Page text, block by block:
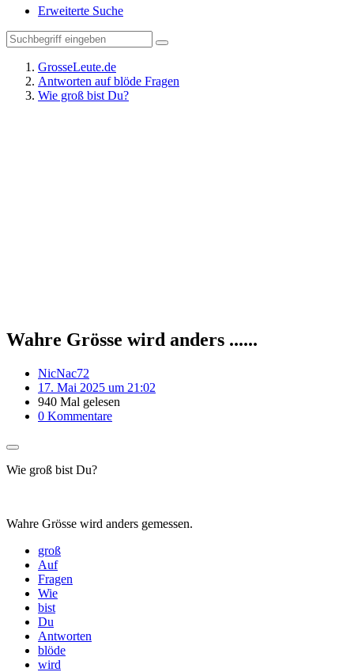
Erweiterte Suche
GrosseLeute.de
Antworten auf blöde Fragen
Wie groß bist Du?
Wahre Grösse wird anders ......
NicNac72
17. Mai 2025 um 21:02
940 Mal gelesen
0 Kommentare
Wie groß bist Du?
Wahre Grösse wird anders gemessen.
groß
Auf
Fragen
Wie
bist
Du
Antworten
blöde
wird